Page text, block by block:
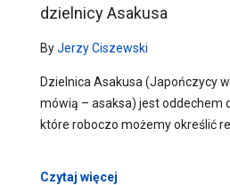
dzielnicy Asakusa
ByJerzy Ciszewski
Dzielnica Asakusa (Japończycy
mówią – asaksa) jest oddechem
które roboczo możemy określić
Czytaj więcej